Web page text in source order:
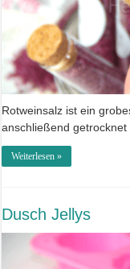
Rotweinsalz ist ein
anschließend getrocknet
Weiterlesen »
Dusch Jellys